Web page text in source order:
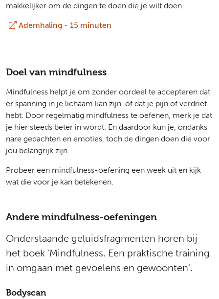
makkelijker om de dingen te doen die je wilt doen.
Ademhaling - 15 minuten
Doel van mindfulness
Mindfulness helpt je om zonder oordeel te accepteren dat
er spanning in je lichaam kan zijn, of dat je pijn of verdriet
hebt. Door regelmatig mindfulness te oefenen, merk je dat
je hier steeds beter in wordt. En daardoor kun je, ondanks
nare gedachten en emoties, toch de dingen doen die voor
jou belangrijk zijn.
Probeer een mindfulness-oefening een week uit en kijk
wat die voor je kan betekenen.
Andere mindfulness-oefeningen
Onderstaande geluidsfragmenten horen bij
het boek 'Mindfulness. Een praktische training
in omgaan met gevoelens en gewoonten'.
Bodyscan